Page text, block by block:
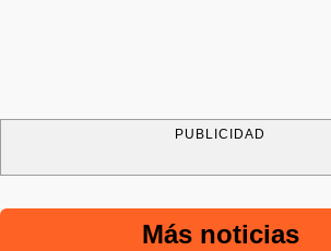
PUBLICIDAD
Más noticias